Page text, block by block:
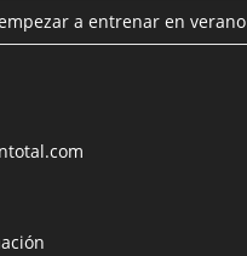
a entrenar en verano